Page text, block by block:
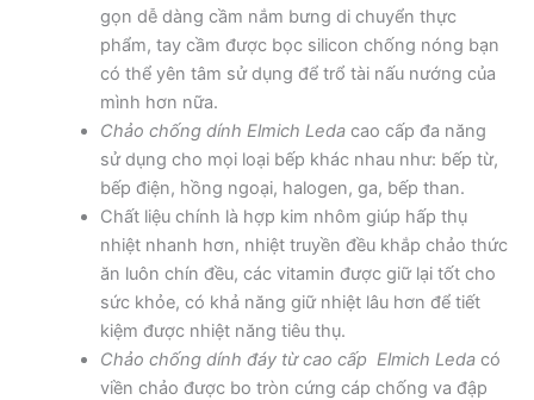
gọn dễ dàng cầm nắm bưng di chuyển thực
phẩm, tay cầm được bọc silicon chống nóng bạn
có thể yên tâm sử dụng để trổ tài nấu nướng của
mình hơn nữa.
Chảo chống dính Elmich Ledacao cấp đa năng
sử dụng cho mọi loại bếp khác nhau như: bếp từ,
bếp điện, hồng ngoại, halogen, ga, bếp than.
Chất liệu chính là hợp kim nhôm giúp hấp thụ
nhiệt nhanh hơn, nhiệt truyền đều khắp chảo thức
ăn luôn chín đều, các vitamin được giữ lại tốt cho
sức khỏe, có khả năng giữ nhiệt lâu hơn để tiết
kiệm được nhiệt năng tiêu thụ.
Chảo chống dính đáy từ cao cấp Elmich Ledacó
viền chảo được bo tròn cứng cáp chống va đập